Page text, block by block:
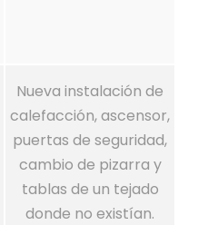
Nueva instalación de
calefacción, ascensor,
puertas de seguridad,
cambio de pizarra y
tablas de un tejado
donde no existían.